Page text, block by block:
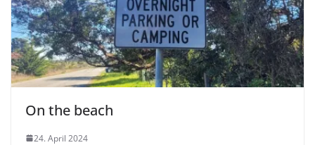
On the beach
24. April 2024